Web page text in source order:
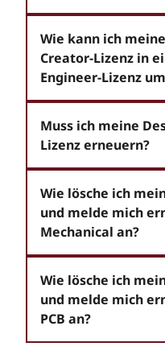
Wie kann ich
Creator-Lizenz in
Engineer-Lizenz
Muss ich meine
Lizenz erneuern?
Wie lösche ich
und melde mich
Mechanical an?
Wie lösche ich
und melde mich
PCB an?